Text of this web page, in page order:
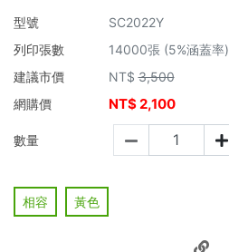
型號
SC2022Y
列印張數
14000張 (5%涵蓋率)
建議市價
NT$ 3,500
網購價
NT$ 2,100
數量
相容 黃色